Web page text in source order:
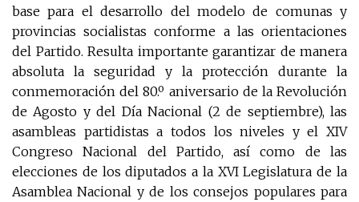
base para el desarrollo del modelo de comunas y
provincias socialistas conforme a las orientaciones
del Partido. Resulta importante garantizar de manera
absoluta la seguridad y la protección durante la
conmemoración del 80.º aniversario de la Revolución
de Agosto y del Día Nacional (2 de septiembre), las
asambleas partidistas a todos los niveles y el XIV
Congreso Nacional del Partido, así como de las
elecciones de los diputados a la XVI Legislatura de la
Asamblea Nacional y de los consejos populares para